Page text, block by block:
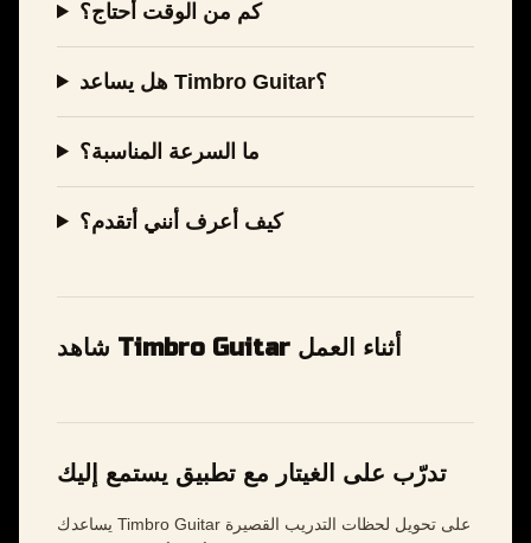
كم من الوقت أحتاج؟
هل يساعد Timbro Guitar؟
ما السرعة المناسبة؟
كيف أعرف أنني أتقدم؟
شاهد Timbro Guitar أثناء العمل
تدرّب على الغيتار مع تطبيق يستمع إليك
يساعدك Timbro Guitar على تحويل لحظات التدريب القصيرة